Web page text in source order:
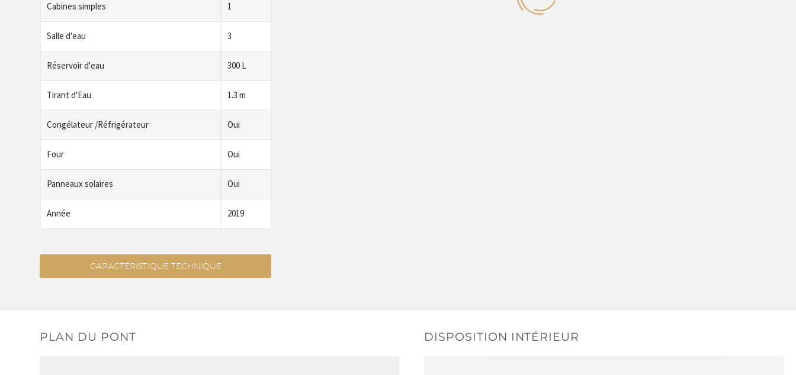
Cabines simples 1
Salle d'eau 3
Réservoir d'eau 300 L
Tirant d'Eau 1.3 m
Congélateur /Réfrigérateur Oui
Four Oui
Panneaux solaires Oui
Année 2019
CARACTÉRISTIQUE TECHNIQUE
PLAN DU PONT DISPOSITION INTÉRIEUR